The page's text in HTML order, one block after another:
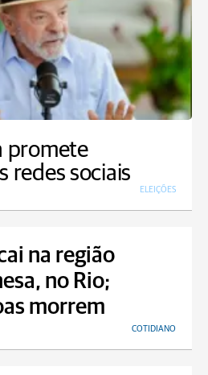
promete
redes sociais
ELEIÇÕES
na região
no Rio;
morrem
COTIDIANO